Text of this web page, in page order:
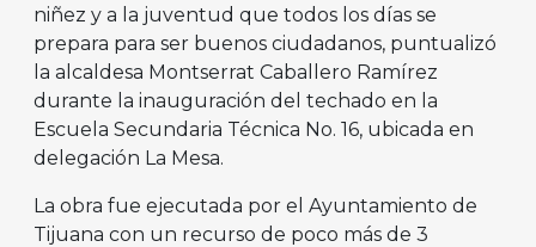
niñez y a la juventud que todos los días se
prepara para ser buenos ciudadanos, puntualizó
la alcaldesa Montserrat Caballero Ramírez
durante la inauguración del techado en la
Escuela Secundaria Técnica No. 16, ubicada en
delegación La Mesa.
La obra fue ejecutada por el Ayuntamiento de
Tijuana con un recurso de poco más de 3